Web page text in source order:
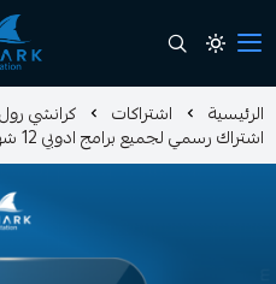
station shark
اشتراكات كرانشي رول
برامج ادوبي 12 شهر